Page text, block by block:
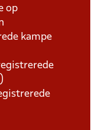
op
kampe